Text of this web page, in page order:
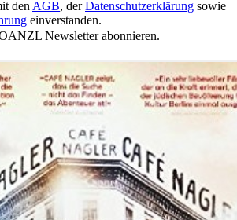
den AGB, derDatenschutzerklärung sowie
einverstanden.
Newsletter abonnieren.